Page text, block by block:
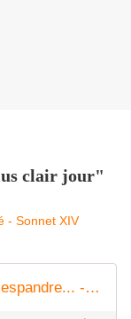
clair jour"
Tant que mes yeus pourront larmes espandre... - Wikisource